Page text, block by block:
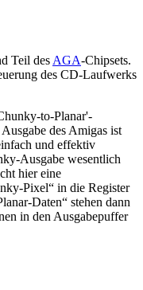
Teil des AGA-Chipsets.
des CD-Laufwerks
to-Planar'-
des Amigas ist
und effektiv
Ausgabe wesentlich
hier eine
Pixel“ in die Register
Daten“ stehen dann
in den Ausgabepuffer